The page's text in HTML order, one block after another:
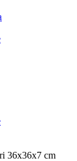
36x36x7 cm